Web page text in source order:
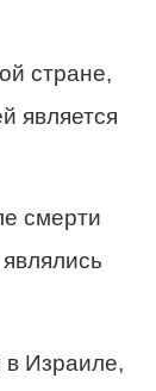
стране,
является
смерти
в Израиле,